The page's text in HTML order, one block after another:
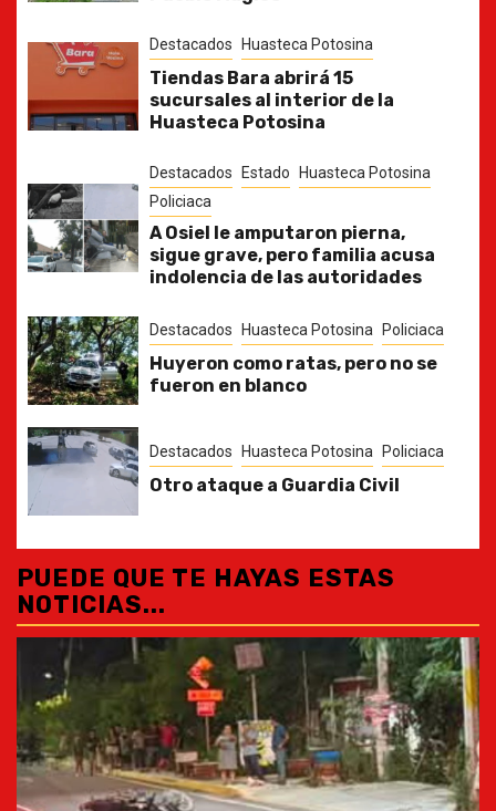
Destacados Huasteca Potosina
Tiendas Bara abrirá 15
sucursales al interior de la
Huasteca Potosina
Destacados Estado
Huasteca Potosina
Policiaca
A Osiel le amputaron pierna,
sigue grave, pero familia acusa
indolencia de las autoridades
Destacados Huasteca Potosina Policiaca
Huyeron como ratas, pero no se
fueron en blanco
Destacados Huasteca Potosina Policiaca
Otro ataque a Guardia Civil
PUEDE QUE TE HAYAS ESTAS
NOTICIAS...